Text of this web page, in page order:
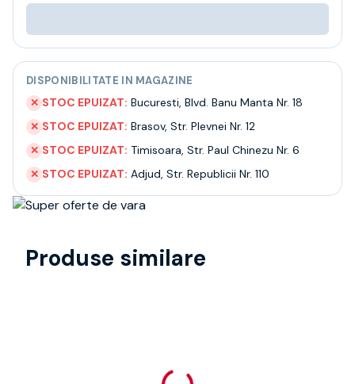
Contact
Livrare
Termeni si conditii
Politica de confidentialitate
Intrebari frecvente
DISPONIBILITATE IN MAGAZINE
✕ STOC EPUIZAT: Bucuresti, Blvd. Banu Manta Nr. 18
✕ STOC EPUIZAT: Brasov, Str. Plevnei Nr. 12
✕ STOC EPUIZAT: Timisoara, Str. Paul Chinezu Nr. 6
✕ STOC EPUIZAT: Adjud, Str. Republicii Nr. 110
Produse similare